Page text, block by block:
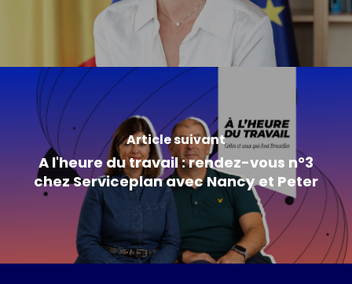
Article suivant
A l'heure du travail : rendez-vous n°3
chez Serviceplan avec Nancy et Peter